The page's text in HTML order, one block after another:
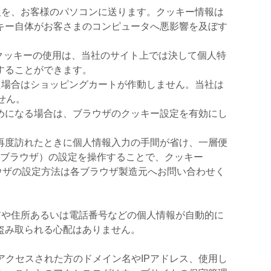
、お客様のパソコンに送ります。クッキー情報は
自体がお客さまのコンピュータへ悪影響を及ぼす
キーの使用は、当社のサイト上では決して個人特
ことができます。
合はショッピングカートが作動しません。当社は
。
なる場合は、ブラウザのクッキー設定を有効にし
訪れたときに個人情報入力の手間が省け、一層便
ラウザ）の設定を操作することで、クッキー
の設定方法は各ブラウザ製造元へお問い合わせく
住所あるいは電話番号などの個人情報が自動的に
取られる心配はありません。
セスされた方のドメイン名やIPアドレス、使用し